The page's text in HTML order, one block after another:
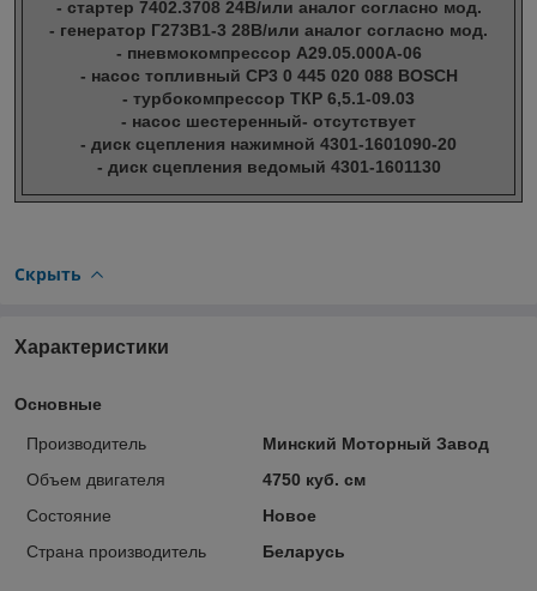
- стартер 7402.3708 24В/или аналог согласно мод.
- генератор Г273В1-3 28В/или аналог согласно мод.
- пневмокомпрессор А29.05.000А-06
- насос топливный CP3 0 445 020 088 BOSCH
- турбокомпрессор ТКР 6,5.1-09.03
- насос шестеренный- отсутствует
- диск сцепления нажимной 4301-1601090-20
- диск сцепления ведомый 4301-1601130
Скрыть
Характеристики
Основные
Производитель
Минский Моторный Завод
Объем двигателя
4750 куб. см
Состояние
Новое
Страна производитель
Беларусь